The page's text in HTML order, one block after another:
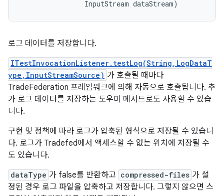
                InputStream dataStream)
로그 데이터를 저장합니다.
ITestInvocationListener.testLog(String,LogDataT
ype,InputStreamSource) 가 호출될 때마다
TradeFederation 프레임워크에 의해 자동으로 호출됩니다. 추
가 로그 데이터를 저장하는 도우미 메서드로도 사용할 수 있습
니다.
구현 및 정책에 따라 로그가 압축된 형식으로 저장될 수 있습니
다. 로그가 Tradefed에서 액세스할 수 없는 위치에 저장될 수
도 있습니다.
dataType 가 false를 반환하고 compressed-files 가 설
정된 경우 로그 파일을 압축하고 저장합니다. 그렇지 않으면 스